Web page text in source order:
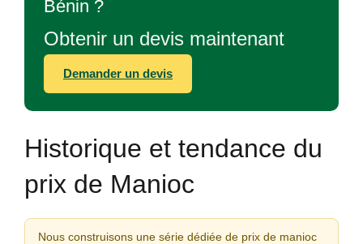
Bénin ?
Obtenir un devis maintenant
Demander un devis
Historique et tendance du
prix de Manioc
Nous construisons une série dédiée de prix de manioc